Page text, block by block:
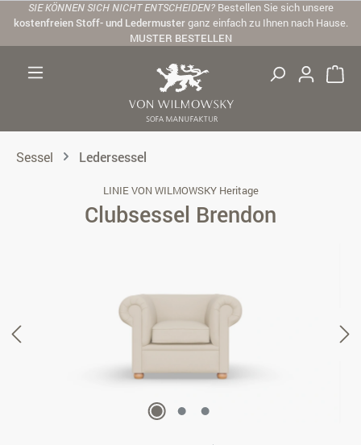
Zum Hauptinhalt springen
SIE KÖNNEN SICH NICHT ENTSCHEIDEN? Bestellen Sie sich unsere
kostenfreien Stoff- und Ledermusterganz einfach zu Ihnen nach Hause.
MUSTER BESTELLEN
Sessel Ledersessel
LINIE VON WILMOWSKY Heritage
Clubsessel Brendon